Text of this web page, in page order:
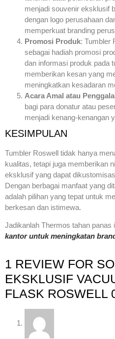
menjadi souvenir eksklusif
dengan logo perusahaan
memperkuat branding
Promosi Produk: Tumbler
sebagai hadiah promosi
dan informasi produk pada
memberikan kesan yang
meningkatkan kesadaran
Acara Amal atau
bagi para donatur atau
menjadi kenang-kenangan
KESIMPULAN
Tumbler Roswell tidak hanya
kualitas, tetapi juga memberikan
eksklusif yang dapat
Dengan berbagai manfaat yang
adalah pilihan yang tepat untuk
berkesan dan istimewa.
Jadikanlah Thermos tahan panas
kantor untuk meningkatan
1 REVIEW FOR
EKSKLUSIF
FLASK ROSWELL